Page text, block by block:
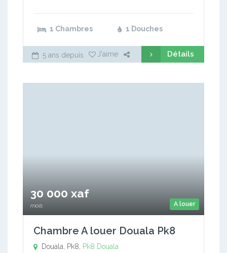
1 Chambres 1 Douches
5 ans depuis J'aime Détails
A louer
30 000 xaf
mois
Chambre A louer Douala Pk8
Douala, Pk8, Pk8 Douala